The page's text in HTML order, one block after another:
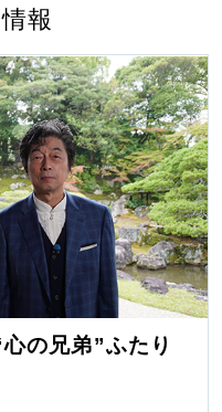
報
の兄弟”ふたり